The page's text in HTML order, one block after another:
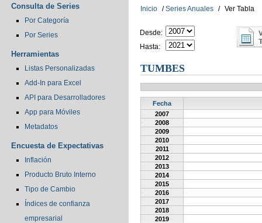
Consulta de Series
Por Categoría
Por Series
Herramientas
Listas Personalizadas
Add-In para Excel
API para Desarrolladores
App para Móviles
Metadatos
Encuesta de Expectativas
Inflación
Producto Bruto Interno
Tipo de Cambio
Índices de confianza
empresarial
Inicio / Series Anuales / Ver Tabla
Desde:
Hasta:
TUMBES
Fecha
2007
2008
2009
2010
2011
2012
2013
2014
2015
2016
2017
2018
2019